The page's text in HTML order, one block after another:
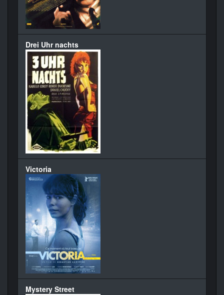
Drei Uhr nachts
Victoria
Mystery Street